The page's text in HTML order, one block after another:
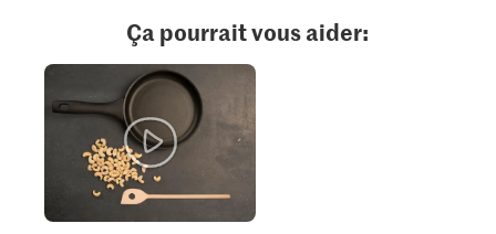
Ça pourrait vous aider: